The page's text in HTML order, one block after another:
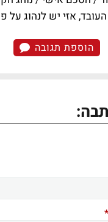
אזי יש לנהוג על
הוספת תגובה
*